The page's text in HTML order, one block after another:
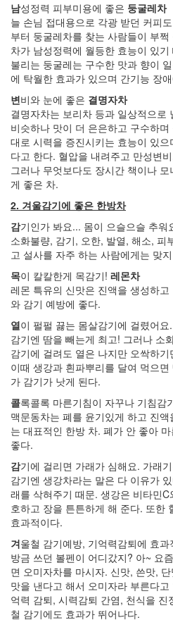
남성정력 피부미용에 좋은 둥굴레차
늘 손님 접대용으로 각광 받던 커피
부터 둥굴레차를 찾는 사람들이 부
차가 남성정력에 월등한 효능이 있
불리는 둥굴레는 구수한 맛과 향이
에 탁월한 효과가 있으며 간기능 장
변비와 눈에 좋은 결명자차
결명자차는 보리차 등과 일상적으로
비슷하나 맛이 더 은은하고 구수하
대로 시력을 증진시키는 효능이 있
다고 한다. 혈압을 내려주고 만성변
그러나 무엇보다도 장시간 책이나
게 좋은 차.
2. 겨울감기에 좋은 한방차
감기인가 봐요... 몸이 으슬으슬 추워
소화불량, 감기, 오한, 발열, 해소, 피
고 설사를 자주 하는 사람에게는 맞
목이 칼칼한게 목감기! 레몬차
레몬 특유의 신맛은 진액을 생성하
와 감기 예방에 좋다.
열이 펄펄 끓는 몸살감기에 걸렸어요.
감기엔 땀을 빼는게 최고! 그러나 소
감기에 걸려도 열은 나지만 오싹하
이때 생강과 흰파뿌리를 달여 먹으
가 감기가 낫게 된다.
콜록콜록 마른기침이 자꾸나 기침감
맥문동차는 폐를 윤기있게 하고 진
는 대표적인 한방 차. 폐가 안 좋아
좋다.
감기에 걸리면 가래가 심해요. 가래
감기엔 생강차라는 말은 다 이유가
래를 삭혀주기 때문. 생강은 비타민
호하고 장을 튼튼하게 해 준다. 또한
효과적이다.
겨울철 감기예방, 기억력감퇴에 효과
방금 쓰던 볼펜이 어디갔지? 아~ 요
면 오미자차를 마시자. 신맛, 쓴맛,
맛을 낸다고 해서 오미자라 부른다
억력 감퇴, 시력감퇴 간염, 천식을
철 감기에도 효과가 뛰어나다.
버
스
색
Notices
멍
멍
이
들
의
우
By
LonnieNa
나
똑
같
이
닮
은
딸
By
LonnieNa
사
랑
의
조
건
By
LonnieNa
Categories
전
체
1002